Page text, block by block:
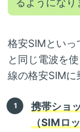
格安SIMといっ
と同じ電波を
線の格安SIMに
携帯ショ
（SIMロ